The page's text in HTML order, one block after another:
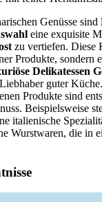
Genüsse sind
eine exquisite
zu vertiefen. Diese
Produkte, sondern
Delikatessen
guter
Produkte sind
Beispielsweise
italienische
Wurstwaren, die in